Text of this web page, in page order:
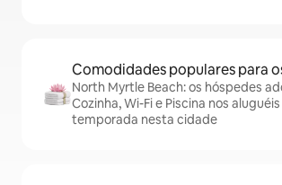
Comodidades populares para
North Myrtle Beach: os hóspedes
Cozinha, Wi-Fi e Piscina nos
temporada nesta cidade